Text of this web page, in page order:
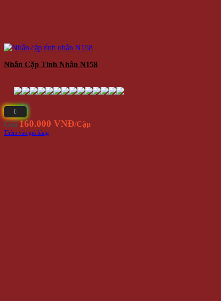
Nhẫn Cặp Tình Nhân N158
Giá160.000 VNĐ/Cặp
Thêm vào giỏ hàng